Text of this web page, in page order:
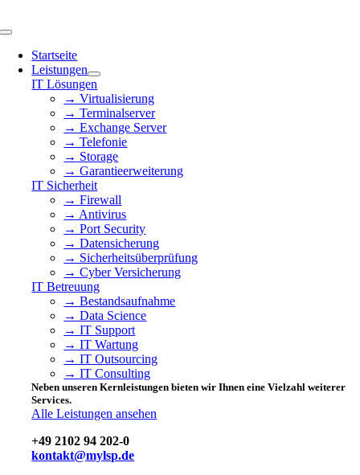
to
Toggle
NavigationStartseite
Leistungen
IT Lösungen
→ Virtualisierung
→ Terminalserver
→ Exchange Server
→ Telefonie
→ Storage
→ Garantieerweiterung
IT Sicherheit
→ Firewall
→ Antivirus
→ Port Security
→ Datensicherung
→ Sicherheitsüberprüfung
→ Cyber Versicherung
IT Betreuung
→ Bestandsaufnahme
→ Data Science
→ IT Support
→ IT Wartung
→ IT Outsourcing
→ IT Consulting
Neben unseren Kernleistungen bieten wir Ihnen eine Vielzahl weiterer
Services.
Alle Leistungen ansehen
+49 2102 94 202-0
kontakt@mylsp.de